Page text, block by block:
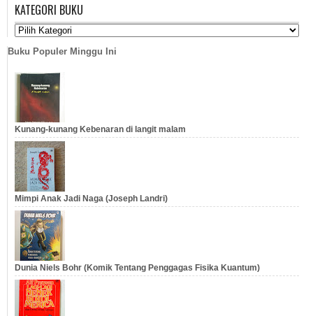
… …
KATEGORI BUKU
Buku Populer Minggu Ini
Kunang-kunang Kebenaran di langit malam
Mimpi Anak Jadi Naga (Joseph Landri)
Dunia Niels Bohr (Komik Tentang Penggagas Fisika Kuantum)